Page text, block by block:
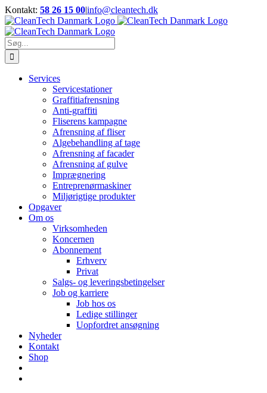
Skip
to
content
Kontakt: 58 26 15 00|info@cleantech.dk
Facebook
LinkedIn
YouTube
Søg
efter:
Services
Servicestationer
Graffitiafrensning
Anti-graffiti
Fliserens kampagne
Afrensning af fliser
Algebehandling af tage
Afrensning af facader
Afrensning af gulve
Imprægnering
Entreprenørmaskiner
Miljørigtige produkter
Opgaver
Om os
Virksomheden
Koncernen
Abonnement
Erhverv
Privat
Salgs- og leveringsbetingelser
Job og karriere
Job hos os
Ledige stillinger
Uopfordret ansøgning
Nyheder
Kontakt
Shop